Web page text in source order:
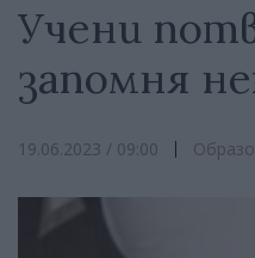
Учени
запомня
19.06.2023 / 09:00